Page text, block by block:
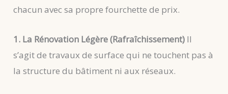
chacun avec sa propre fourchette de prix.
1. La Rénovation Légère (Rafraîchissement) Il
s’agit de travaux de surface qui ne touchent pas à
la structure du bâtiment ni aux réseaux.